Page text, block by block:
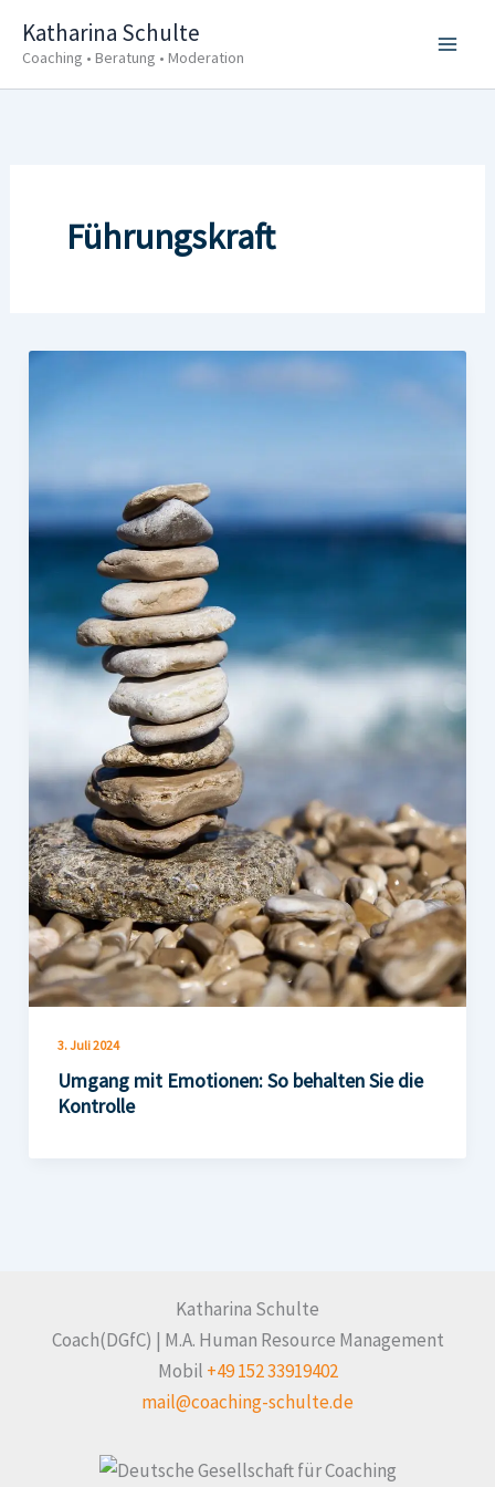
InhaltKatharina Schulte
Coaching • Beratung • Moderation
Führungskraft
3. Juli 2024
Umgang mit Emotionen: So behalten Sie die
Kontrolle
Katharina Schulte
Coach(DGfC) | M.A. Human Resource Management
Mobil +49 152 33919402
mail@coaching-schulte.de